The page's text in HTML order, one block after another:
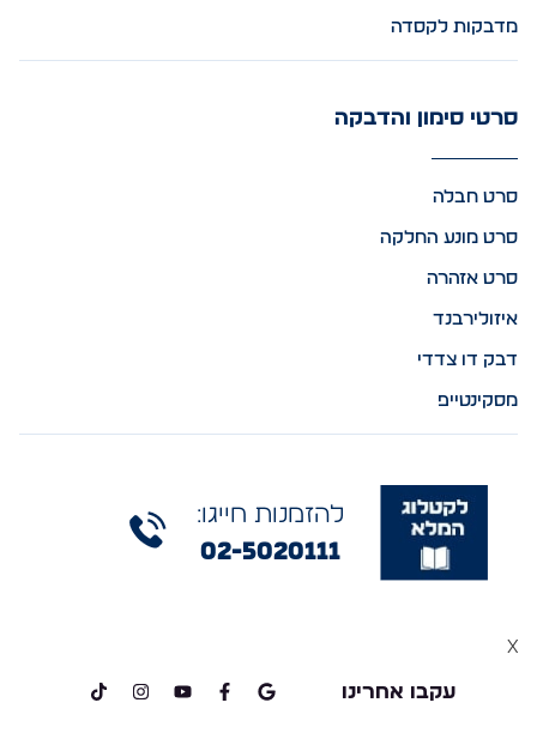
מדבקות לקסדה
סרטי סימון והדבקה
סרט חבלה
סרט מונע החלקה
סרט אזהרה
איזולירבנד
דבק דו צדדי
מסקינטייפ
להזמנות חייגו:
02-5020111
עקבו אחרינו
x